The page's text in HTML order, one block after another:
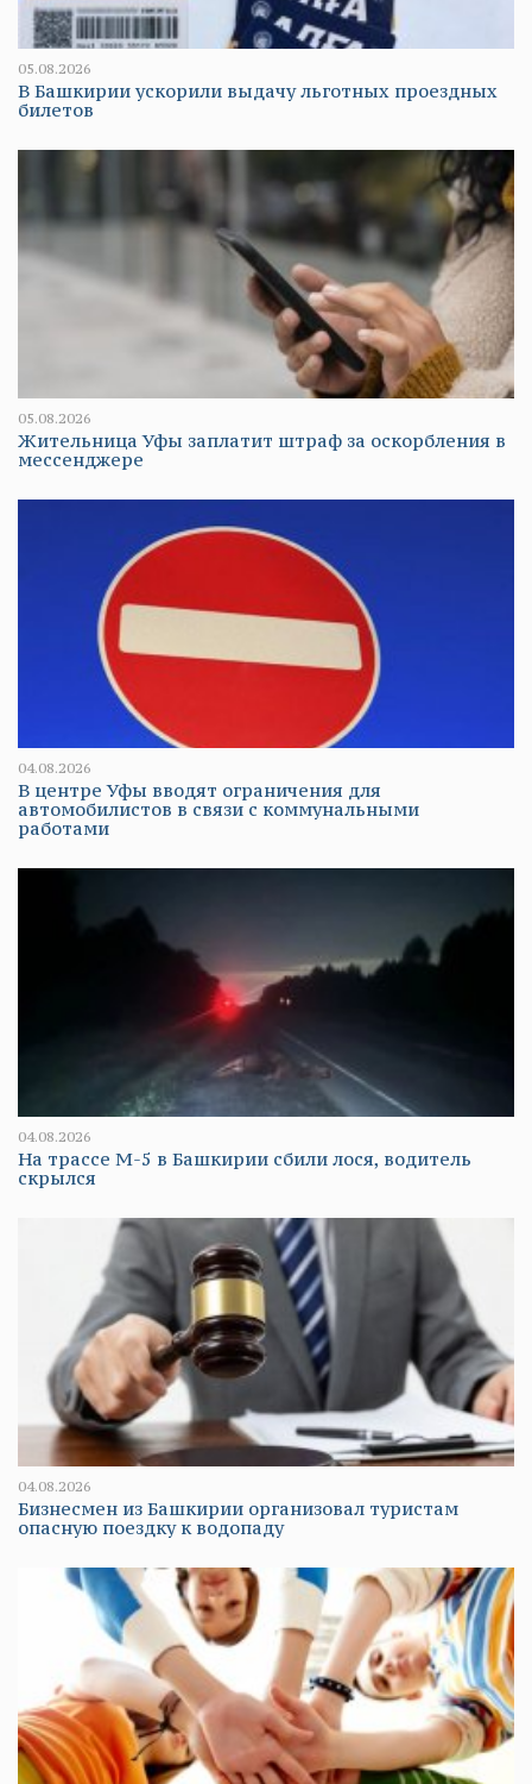
05.08.2026
В Башкирии ускорили выдачу льготных проездных
билетов
05.08.2026
Жительница Уфы заплатит штраф за оскорбления в
мессенджере
04.08.2026
В центре Уфы вводят ограничения для
автомобилистов в связи с коммунальными
работами
04.08.2026
На трассе М-5 в Башкирии сбили лося, водитель
скрылся
04.08.2026
Бизнесмен из Башкирии организовал туристам
опасную поездку к водопаду